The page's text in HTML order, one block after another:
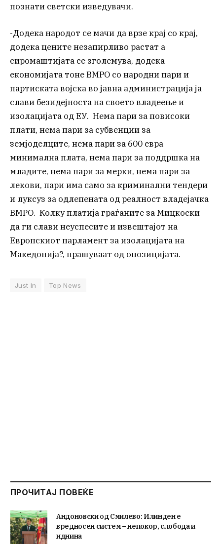
познати светски изведувачи.
-Додека народот се мачи да врзе крај со крај,
додека цените незапирливо растат а
сиромаштијата се зголемува, додека
економијата тоне ВМРО со народни пари и
партиската војска во јавна администрација ја
слави безидејноста на своето владеење и
изолацијата од ЕУ. Нема пари за повисоки
плати, нема пари за субвенции за
земјоделците, нема пари за 600 евра
минимална плата, нема пари за поддршка на
младите, нема пари за мерки, нема пари за
лекови, пари има само за криминални тендери
и луксуз за одлепената од реалност владејачка
ВМРО. Колку платија граѓаните за Мицкоски
да ги слави неуспесите и извештајот на
Европскиот парламент за изолацијата на
Македонија?, прашуваат од опозицијата.
Just In Top News
ПРОЧИТАЈ ПОВЕЌЕ
Андоновски од Смилево: Илинден е
вредносен систем – непокор, слобода и
иднина